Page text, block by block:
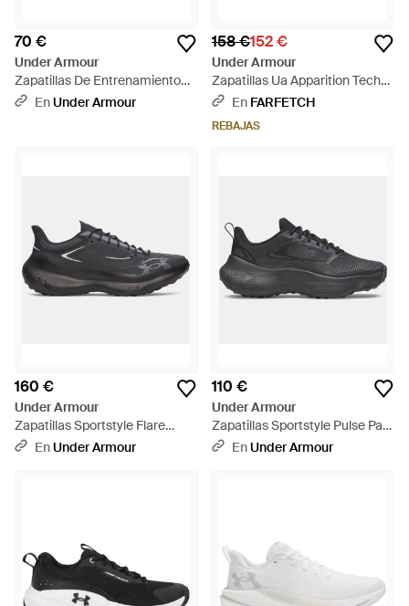
70 €
Under Armour
Zapatillas De Entrenamiento
Edge Suede Para Mujer
EnUnder Armour
158 €152 €
Under Armour
Zapatillas Ua Apparition Tech
Con Paneles - Negro
En FARFETCH
REBAJAS
160 €
Under Armour
Zapatillas Sportstyle Flare
Anthracite Summit Blanco -
EnUnder Armour
110 €
Under Armour
Zapatillas Sportstyle Pulse Para
Mujer Anthracite Anthracite -
EnUnder Armour